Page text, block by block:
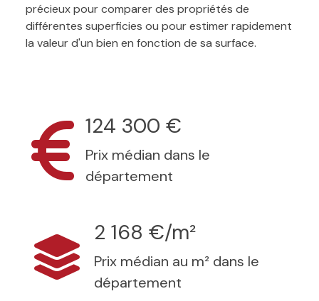
précieux pour comparer des propriétés de
différentes superficies ou pour estimer rapidement
la valeur d'un bien en fonction de sa surface.
124 300 €
Prix médian dans le
département
2 168 €/m²
Prix médian au m² dans le
département